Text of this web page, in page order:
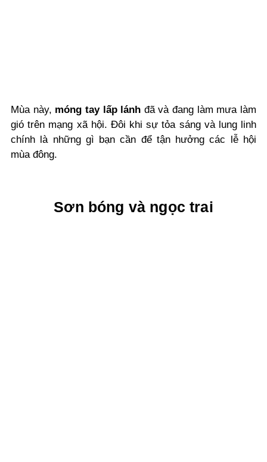
Mùa này, móng tay lấp lánh đã và đang làm mưa làm
gió trên mạng xã hội. Đôi khi sự tỏa sáng và lung linh
chính là những gì bạn cần để tận hưởng các lễ hội
mùa đông.
Sơn bóng và ngọc trai